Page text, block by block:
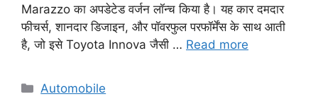
Marazzo का अपडेटेड वर्जन लॉन्च किया है। यह कार दमदार
फीचर्स, शानदार डिजाइन, और पॉवरफुल परफॉर्मेंस के साथ आती
है, जो इसे Toyota Innova जैसी … Read more
Categories
Automobile